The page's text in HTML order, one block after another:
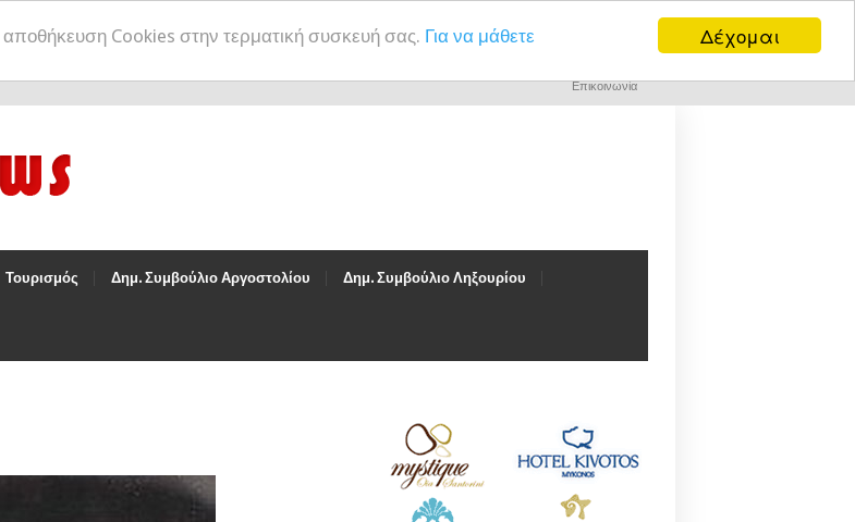
Δέχομαι
Cookies στην τερματική συσκευή σας. Για να μάθετε
Επικοινωνία
Τουρισμός Δημ. Συμβούλιο Αργοστολίου Δημ. Συμβούλιο Ληξουρίου